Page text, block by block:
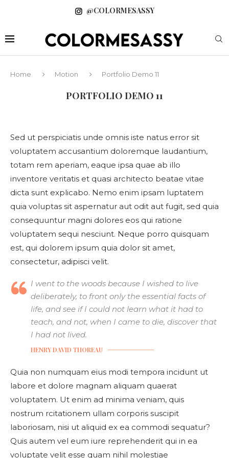
@COLORMESASSY
Home Motion Portfolio Demo 11
PORTFOLIO DEMO 11
Sed ut perspiciatis unde omnis iste natus error sit
voluptatem accusantium doloremque laudantium,
totam rem aperiam, eaque ipsa quae ab illo
inventore veritatis et quasi architecto beatae vitae
dicta sunt explicabo. Nemo enim ipsam luptatem
quia voluptas sit aspernatur aut odit aut fugit, sed quia
consequuntur magni dolores eos qui ratione
voluptatem sequi nesciunt. Neque porro quisquam
est, qui dolorem ipsum quia dolor sit amet,
consectetur, adipisci velit.
I went to the woods because I wished to live
deliberately, to front only the essential facts of
life, and see if I could not learn what it had to
teach, and not, when I came to die, discover that
I had not lived.
HENRY DAVID THOREAU
Quia non numquam eius modi tempora incidunt ut
labore et dolore magnam aliquam quaerat
voluptatem. Ut enim ad minima veniam, quis
nostrum rcitationem ullam corporis suscipit
laboriosam, nisi ut aliquid ex ea commodi sequatur?
Quis autem vel eum iure reprehenderit qui in ea
voluptate velit esse quam nihil molestiae